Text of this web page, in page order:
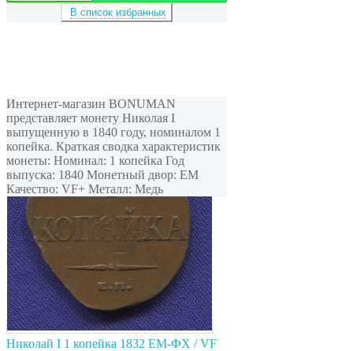
В список избранных
Интернет-магазин BONUMAN
представляет монету Николая I
выпущенную в 1840 году, номиналом 1
копейка. Краткая сводка характеристик
монеты: Номинал: 1 копейка Год
выпуска: 1840 Монетный двор: ЕМ
Качество: VF+ Металл: Медь
Николай I 1 копейка 1832 ЕМ-ФХ / VF